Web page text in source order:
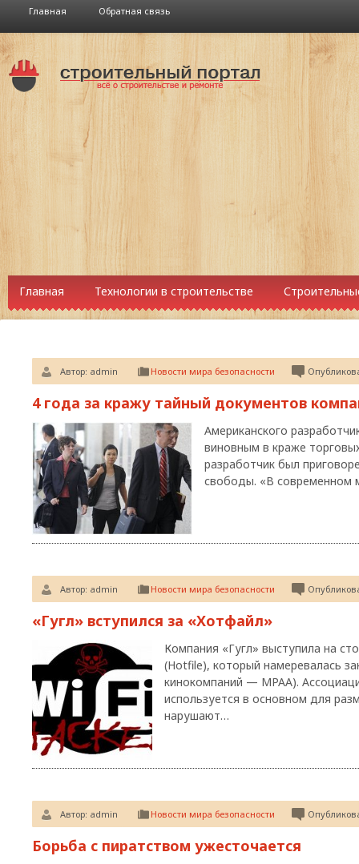
Главная Обратная связь
Главная Технологии в строительстве
Автор: admin Новости мира безопасности
4 года за кражу тайный документов
Американского
виновным в краже
разработчик был
свободы. «В современном
Автор: admin Новости мира безопасности
«Гугл» вступился за «Хотфайл»
Компания «Гугл» выступила на
(Hotfile), который намеревалась
кинокомпаний — MPAA).
используется в основном для
нарушают…
Автор: admin Новости мира безопасности
Борьба с пиратством ужесточается